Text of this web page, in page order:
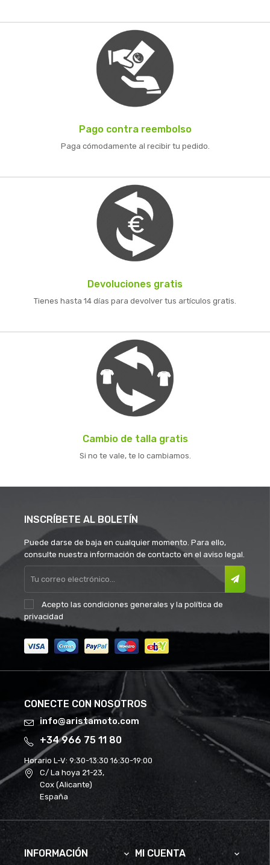
Pago contra reembolso
Paga cómodamente al recibir tu pedido.
Devoluciones gratis
Tienes hasta 14 días para devolver tus artículos gratis.
Cambio de talla gratis
Si no te vale, te lo cambiamos.
INSCRÍBETE AL BOLETÍN
Puede darse de baja en cualquier momento. Para ello,
consulte nuestra información de contacto en el aviso legal.
Acepto las condiciones generales y la política de
privacidad
CONECTE CON NOSOTROS
info@aristamoto.com
+34 966 75 11 80
Horario L-V: 9:30-13:30 16:30-19:00
C/ La hoya 21-23,
Cox (Alicante)
España
INFORMACIÓN  MI CUENTA 